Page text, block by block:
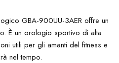
GBA-900UU-3AER offre un
È un orologio sportivo di alta
utili per gli amanti del fitness e
nel tempo.